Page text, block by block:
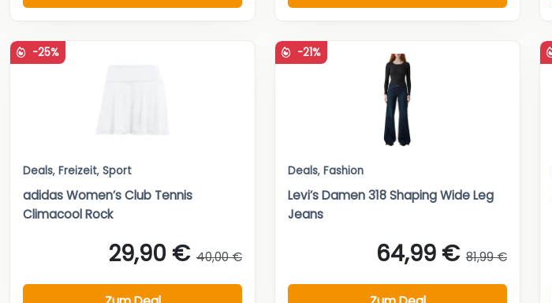
-25%
Deals, Freizeit, Sport
adidas Women’s Club Tennis
Climacool Rock
29,90 € 40,00 €
-21%
Deals, Fashion
Levi’s Damen 318 Shaping Wide Leg
Jeans
64,99 € 81,99 €